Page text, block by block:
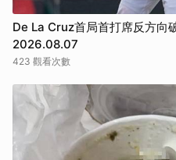
De La Cruz首局首打席反方向
2026.08.07
423 觀看次數